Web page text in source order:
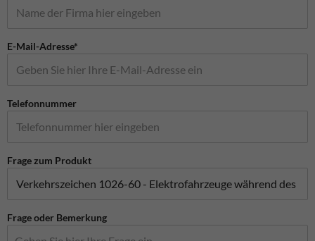
E-Mail-Adresse*
Telefonnummer
Frage zum Produkt
Frage oder Bemerkung